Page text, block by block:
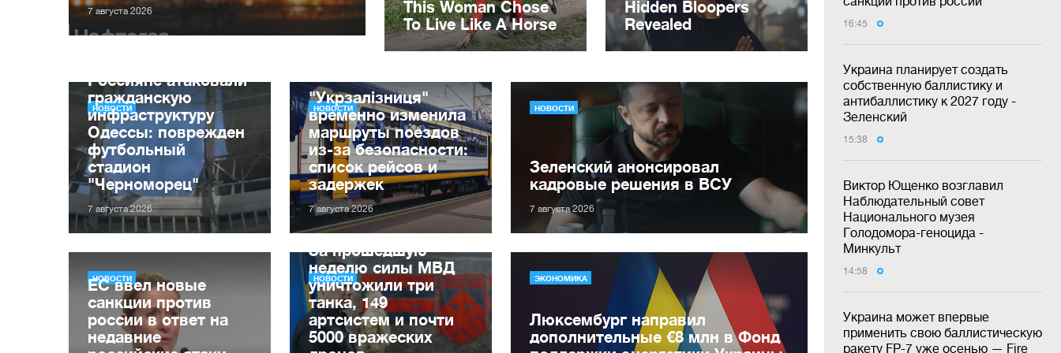
16:45
Украина планирует создать
собственную баллистику и
антибаллистику к 2027 году -
Зеленский
15:38
Виктор Ющенко возглавил
Наблюдательный совет
Национального музея
Голодомора-геноцида -
Минкульт
14:58
Украина может впервые
применить свою баллистическую
ракету FP-7 уже осенью — Fire
7 августа 2026
НОВОСТИ
Россияне атаковали
гражданскую
инфраструктуру
Одессы: поврежден
футбольный
стадион
"Черноморец"
7 августа 2026
НОВОСТИ
"Укрзалізниця"
временно изменила
маршруты поездов
из-за безопасности:
список рейсов и
задержек
7 августа 2026
НОВОСТИ
Зеленский анонсировал
кадровые решения в ВСУ
7 августа 2026
НОВОСТИ
ЕС ввел новые
санкции против
россии в ответ на
недавние
НОВОСТИ
За прошедшую
неделю силы МВД
уничтожили три
танка, 149
артсистем и почти
5000 вражеских
ЭКОНОМИКА
Люксембург направил
дополнительные €8 млн в Фонд